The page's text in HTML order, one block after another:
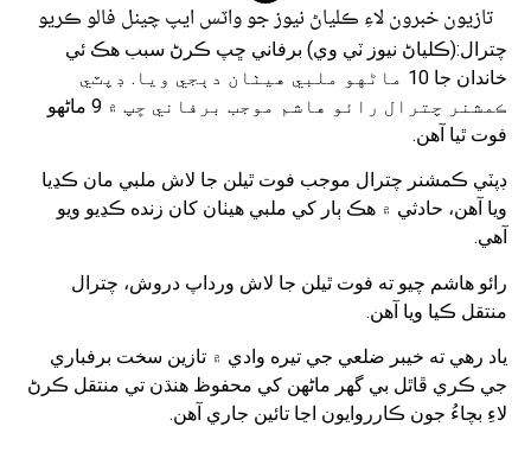
تازيون خبرون لاءِ ڪلياڻ نيوز جو واٽس ايپ چينل فالو ڪريو
چترال:(ڪلياڻ نيوز ٽي وي) برفاني ڇپ ڪرڻ سبب هڪ ئي
خاندان جا 10 ماڻهو ملبي هيٺان دٻجي ويا. ڊپٽي
ڪمشنر چترال رائو هاشم موجب برفاني ڇپ ۾ 9 ماڻهو
فوت ٿيا آهن.
ڊپٽي ڪمشنر چترال موجب فوت ٿيلن جا لاش ملبي مان ڪڍيا
ويا آهن، حادثي ۾ هڪ ٻار کي ملبي هيٺان کان زنده ڪڍيو ويو
آهي.
رائو هاشم چيو ته فوت ٿيلن جا لاش ورداپ دروش، چترال
منتقل ڪيا ويا آهن.
ياد رهي ته خيبر ضلعي جي تيره وادي ۾ تازين سخت برفباري
جي ڪري ڦاٿل بي گهر ماڻهن کي محفوظ هنڌن تي منتقل ڪرڻ
لاءِ بچاءُ جون ڪارروايون اڃا تائين جاري آهن.